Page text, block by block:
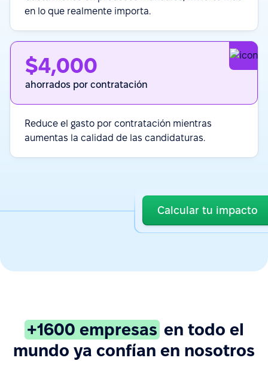
en lo que realmente importa.
$4,000
ahorrados por contratación
Reduce el gasto por contratación mientras
aumentas la calidad de las candidaturas.
Calcular tu impacto
+1600 empresas en todo el
mundo ya confían en nosotros